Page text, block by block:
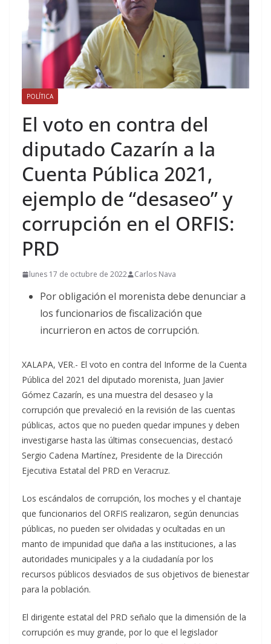
POLÍTICA
El voto en contra del
diputado Cazarín a la
Cuenta Pública 2021,
ejemplo de “desaseo” y
corrupción en el ORFIS:
PRD
lunes 17 de octubre de 2022 Carlos Nava
Por obligación el morenista debe denunciar a
los funcionarios de fiscalización que
incurrieron en actos de corrupción.
XALAPA, VER.- El voto en contra del Informe de la Cuenta
Pública del 2021 del diputado morenista, Juan Javier
Gómez Cazarín, es una muestra del desaseo y la
corrupción que prevaleció en la revisión de las cuentas
públicas, actos que no pueden quedar impunes y deben
investigarse hasta las últimas consecuencias, destacó
Sergio Cadena Martínez, Presidente de la Dirección
Ejecutiva Estatal del PRD en Veracruz.
Los escándalos de corrupción, los moches y el chantaje
que funcionarios del ORFIS realizaron, según denuncias
públicas, no pueden ser olvidadas y ocultadas en un
manto de impunidad que daña a las instituciones, a las
autoridades municipales y a la ciudadanía por los
recursos públicos desviados de sus objetivos de bienestar
para la población.
El dirigente estatal del PRD señalo que la dimensión de la
corrupción es muy grande, por lo que el legislador